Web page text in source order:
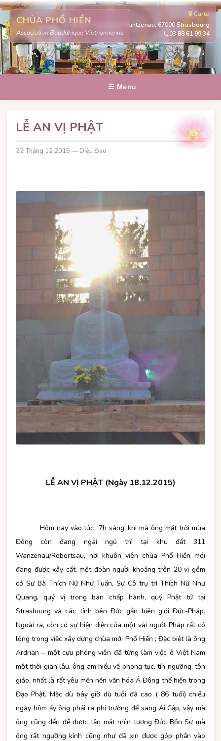
CHÙA PHỔ HIỀN
Association Bouddhique Vietnamienne
Carte
311 route de la Wantzenau, 67000 Strasbourg
03 88 61 99 34
☰ Menu
LỄ AN VỊ PHẬT
22 Tháng 12 2015 — Diệu Đạo
LỄ AN VỊ PHẬT (Ngày 18.12.2015)
Hôm nay vào lúc 7h sáng, khi mà ông mặt trời mùa
Đông còn đang ngái ngủ thì tại khu đất 311
Wanzenau/Robertsau, nơi khuôn viên chùa Phổ Hiền mới
đang được xây cất, một đoàn người khoảng trên 20 vị gồm
có Sư Bà Thích Nữ Như Tuấn, Sư Cô trụ trì Thích Nữ Như
Quang, quý vị trong ban chấp hành, quý Phật tử tại
Strasbourg và các tỉnh bên Đức gần biên giới Đức-Pháp.
Ngoài ra, còn có sự hiện diện của một vài người Pháp rất có
lòng trong việc xây dựng chùa mới Phổ Hiền ; Đặc biệt là ông
Ardrian – một cựu phóng viên đã từng làm việc ở Việt Nam
một thời gian lâu, ông am hiểu về phong tục, tín ngưỡng, tôn
giáo, nhất là rất yêu mến nền văn hóa Á Đông thể hiện trong
Đạo Phật. Mặc dù bây giờ dù tuổi đã cao ( 86 tuổi) chiều
ngày hôm ấy ông phải ra phi trường để sang Ai Cập, vậy mà
ông cũng đến để được tận mắt nhìn tượng Đức Bổn Sư mà
ông rất ngưỡng kính cũng như đã xin được góp phần vào